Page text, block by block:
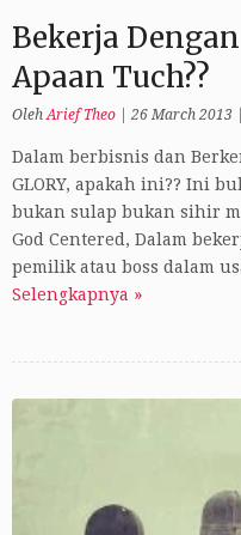
Bekerja
Apaan Tuch??
OlehArief Theo 26 March 2013
Dalam berbisnis dan
GLORY, apakah ini?? Ini
bukan sulap bukan sihir
God Centered, Dalam
pemilik atau boss dalam
Selengkapnya »